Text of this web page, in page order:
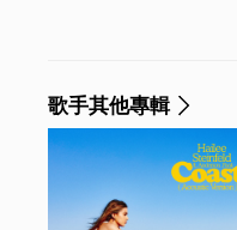
歌手其他專輯